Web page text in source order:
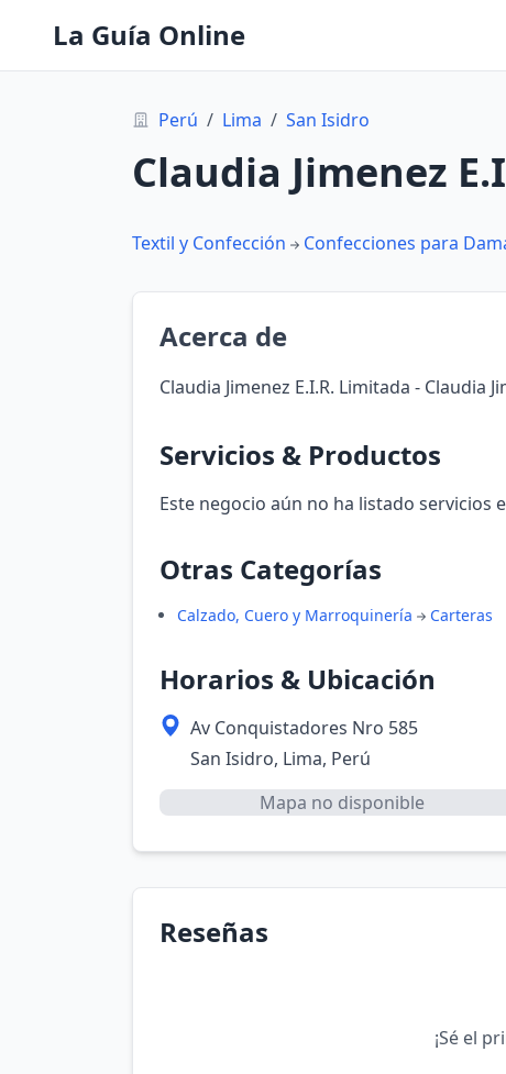
La Guía Online
Perú / Lima / San Isidro
Claudia Jimenez
Textil y Confección Confecciones para
Acerca de
Claudia Jimenez E.I.R. Limitada - Claudia
Servicios & Productos
Este negocio aún no ha listado servicios
Otras Categorías
Calzado, Cuero y Marroquinería Carteras
Horarios & Ubicación
Av Conquistadores Nro 585
San Isidro, Lima, Perú
Mapa no disponible
Reseñas
¡Sé el